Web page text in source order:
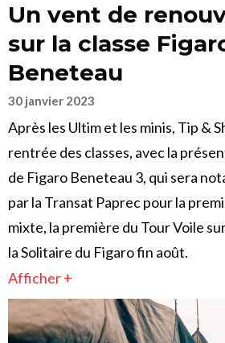
Un vent de
sur la classe
Beneteau
30 janvier 2023
Après les Ultim et les minis, Tip &
rentrée des classes, avec la
de Figaro Beneteau 3, qui sera
par la Transat Paprec pour la
mixte, la première du Tour Voile
la Solitaire du Figaro fin août.
Afficher +